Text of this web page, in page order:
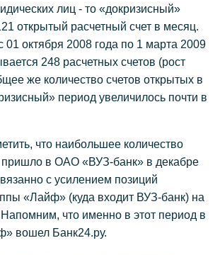
лиц - то «докризисный»
открытый расчетный счет в месяц.
01 октября 2008 года по 1 марта 2009
248 расчетных счетов (рост
же количество счетов открытых в
период увеличилось почти в
что наибольшее количество
пришло в ОАО «ВУЗ-банк» в декабре
с усилением позиций
«Лайф» (куда входит ВУЗ-банк) на
что именно в этот период в
вошел Банк24.ру.